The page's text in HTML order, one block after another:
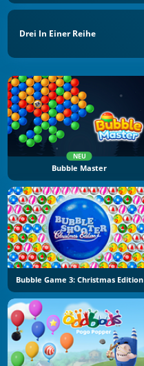
Drei In Einer Reihe
NEU
Bubble Master
Bubble Game 3: Christmas Edition